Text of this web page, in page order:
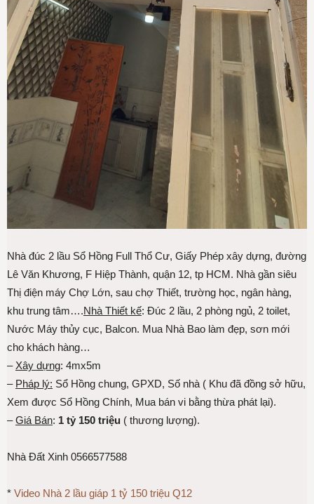
Nhà đúc 2 lầu Sổ Hồng Full Thổ Cư, Giấy Phép xây dựng, đường
Lê Văn Khương, F Hiệp Thành, quận 12, tp HCM. Nhà gần siêu
Thị điện máy Chợ Lớn, sau chợ Thiết, trường học, ngân hàng,
khu trung tâm….Nhà Thiết kế: Đúc 2 lầu, 2 phòng ngủ, 2 toilet,
Nước Máy thủy cục, Balcon. Mua Nhà Bao làm đẹp, sơn mới
cho khách hàng…
– Xây dựng: 4mx5m
– Pháp lý: Sổ Hồng chung, GPXD, Số nhà ( Khu đã đồng sở hữu,
Xem được Sổ Hồng Chính, Mua bán vi bằng thừa phát lại).
–Giá Bán: 1 tỷ 150 triệu ( thương lượng).
Nhà Đất Xinh 0566577588
* Video Nhà 2 lầu giáp 1 tỷ 150 triệu Q12